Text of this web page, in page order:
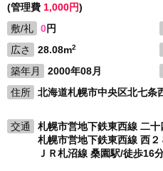
(管理費 1,000円)
敷/礼
0円
広さ
28.08m2
築年月
2000年08月
住所
北海道札幌市中央区北七条
交通
札幌市営地下鉄東西線 二
札幌市営地下鉄東西線 西
ＪＲ札沼線 桑園駅/徒歩16